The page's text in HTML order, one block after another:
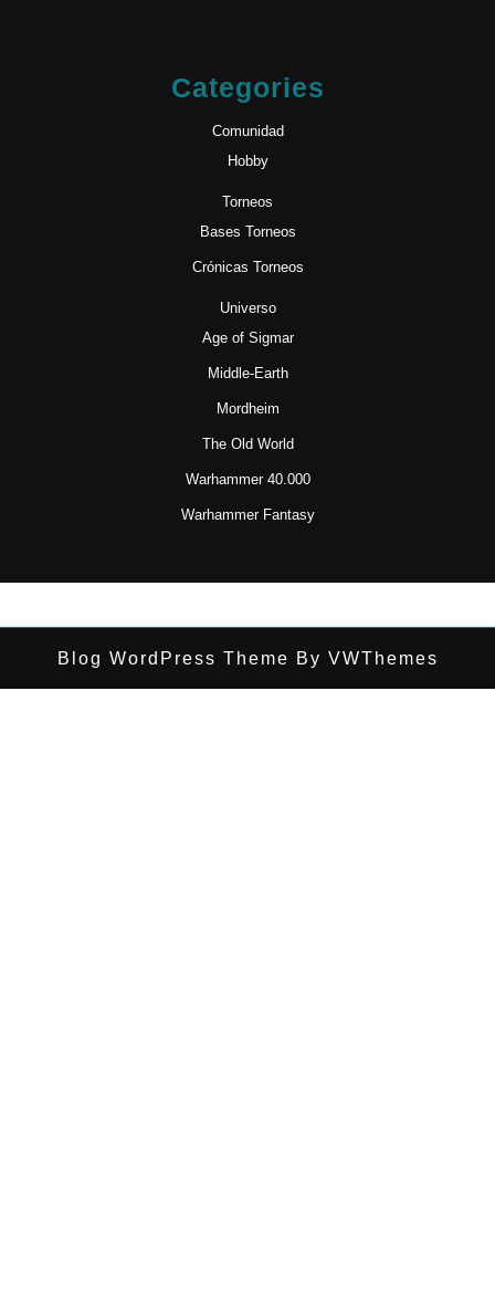
Categories
Comunidad
Hobby
Torneos
Bases Torneos
Crónicas Torneos
Universo
Age of Sigmar
Middle-Earth
Mordheim
The Old World
Warhammer 40.000
Warhammer Fantasy
Blog WordPress Theme By VWThemes